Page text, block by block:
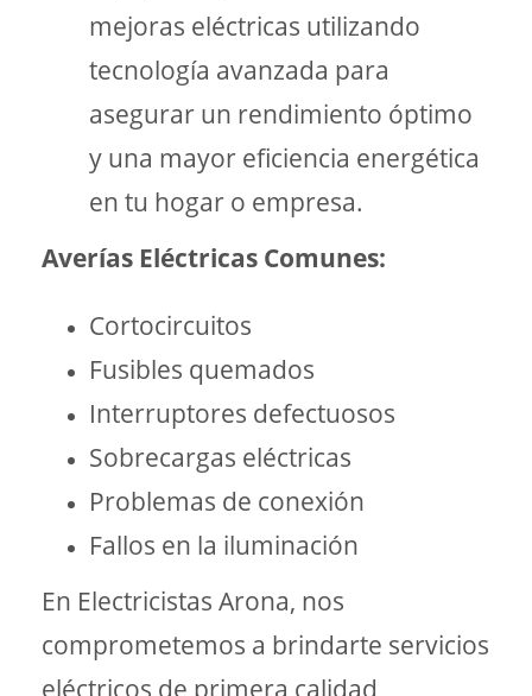
mejoras eléctricas utilizando
tecnología avanzada para
asegurar un rendimiento óptimo
y una mayor eficiencia energética
en tu hogar o empresa.
Averías Eléctricas Comunes:
Cortocircuitos
Fusibles quemados
Interruptores defectuosos
Sobrecargas eléctricas
Problemas de conexión
Fallos en la iluminación
En Electricistas Arona, nos
comprometemos a brindarte servicios
eléctricos de primera calidad,